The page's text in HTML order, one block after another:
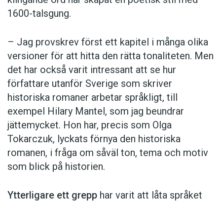
1600-talsgung.
– Jag provskrev först ett kapitel i många olika
versioner för att hitta den rätta tonaliteten. Men
det har också varit intressant att se hur
författare utanför Sverige som skriver
historiska romaner arbetar språkligt, till
exempel Hilary Mantel, som jag beundrar
jättemycket. Hon har, precis som Olga
Tokarczuk, lyckats förnya den historiska
romanen, i fråga om såväl ton, tema och motiv
som blick på historien.
Ytterligare ett grepp har varit att låta språket